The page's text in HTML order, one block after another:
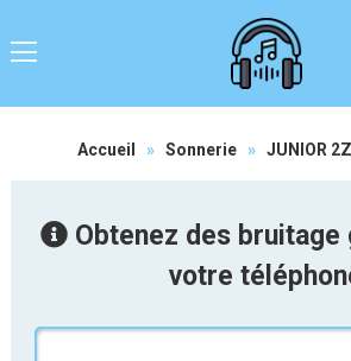
Accueil » Sonnerie » JUNIOR
Obtenez des bruitage
votre